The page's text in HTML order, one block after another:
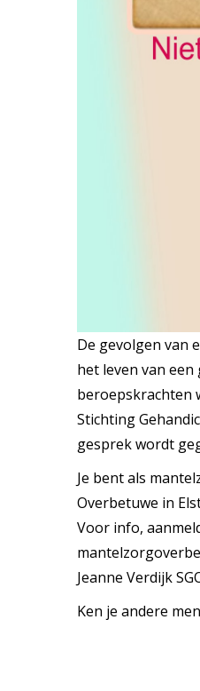
De gevolgen van
het leven van
beroepskrachten
Stichting
gesprek wordt
Je bent als
Overbetuwe in
Voor info,
Jeanne Verdijk
Ken je andere